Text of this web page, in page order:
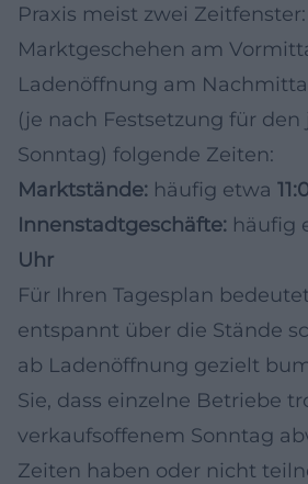
Praxis meist zwei Zeitfenster:
Marktgeschehen am
Ladenöffnung am
(je nach Festsetzung für
Sonntag) folgende Zeiten:
Marktstände: häufig etwa
Innenstadtgeschäfte: häufig
Uhr
Für Ihren Tagesplan
entspannt über die Stände
ab Ladenöffnung gezielt
Sie, dass einzelne Betriebe
verkaufsoffenem Sonntag
Zeiten haben oder nicht